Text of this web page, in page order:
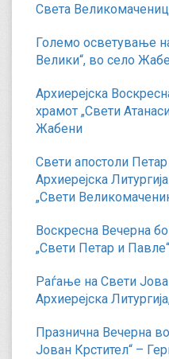
Света
Големо осветување
Велики“, во село
Архиерејска
храмот „Свети
Жабени
Свети апостоли
Архиерејска
„Свети
Воскресна Вечерна
„Свети Петар и
Раѓање на Свети
Архиерејска
Празнична Вечерна
Јован Крстител“ –